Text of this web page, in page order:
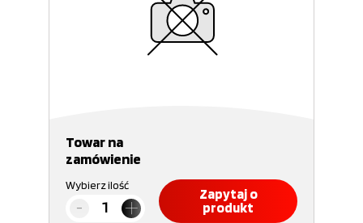
Towar na
zamówienie
Wybierz ilość
Zapytaj o
produkt